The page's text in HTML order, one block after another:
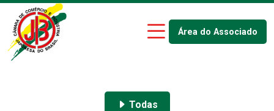
Área do Associado
Todas